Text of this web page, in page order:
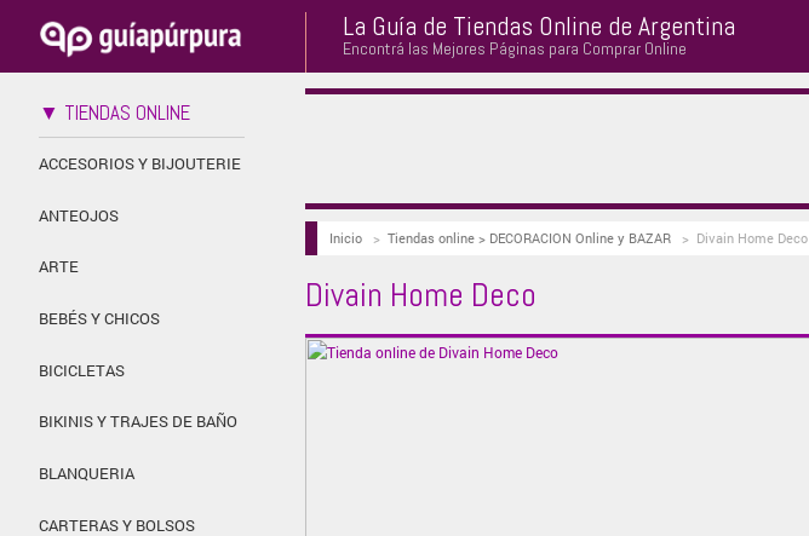
La Guía de Tiendas Online de Argentina
Encontrá las Mejores Páginas para Comprar Online
▼ TIENDAS ONLINE
ACCESORIOS Y BIJOUTERIE
ANTEOJOS
ARTE
BEBÉS Y CHICOS
BICICLETAS
BIKINIS Y TRAJES DE BAÑO
BLANQUERIA
CARTERAS Y BOLSOS
Inicio> Tiendas online > DECORACION Online y BAZAR> Divain Home Deco
Divain Home Deco